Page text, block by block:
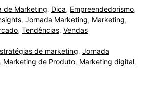
de Marketing, Dica, Empreendedorismo,
, Jornada Marketing, Marketing,
, Tendências, Vendas
de marketing, Jornada
, Marketing de Produto, Marketing digital,